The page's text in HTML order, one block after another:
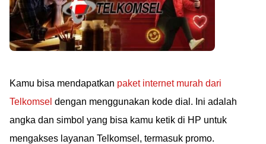
Kamu bisa mendapatkan paket internet murah dari
Telkomsel dengan menggunakan kode dial. Ini adalah
angka dan simbol yang bisa kamu ketik di HP untuk
mengakses layanan Telkomsel, termasuk promo.